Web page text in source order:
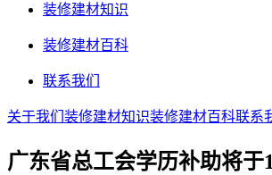
装修建材知识
装修建材百科
联系我们
关于我们 装修建材知识装修建材百科联系
广东省总工会学历补助将于